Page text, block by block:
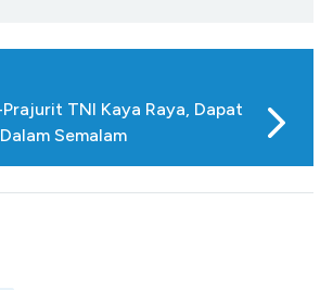
TNI Kaya Raya, Dapat
Semalam